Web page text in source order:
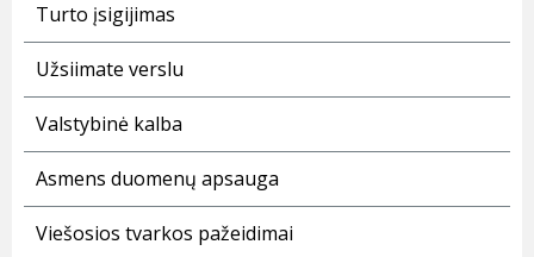
Turto įsigijimas
Užsiimate verslu
Valstybinė kalba
Asmens duomenų apsauga
Viešosios tvarkos pažeidimai